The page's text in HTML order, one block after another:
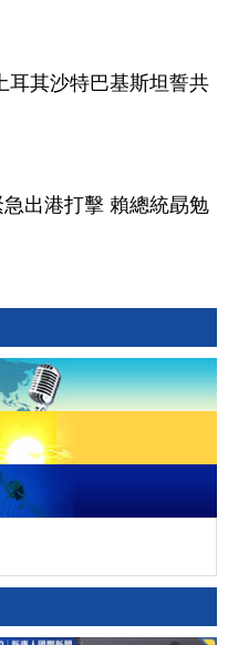
耳其沙特巴基斯坦誓共
出港打擊 賴總統勗勉